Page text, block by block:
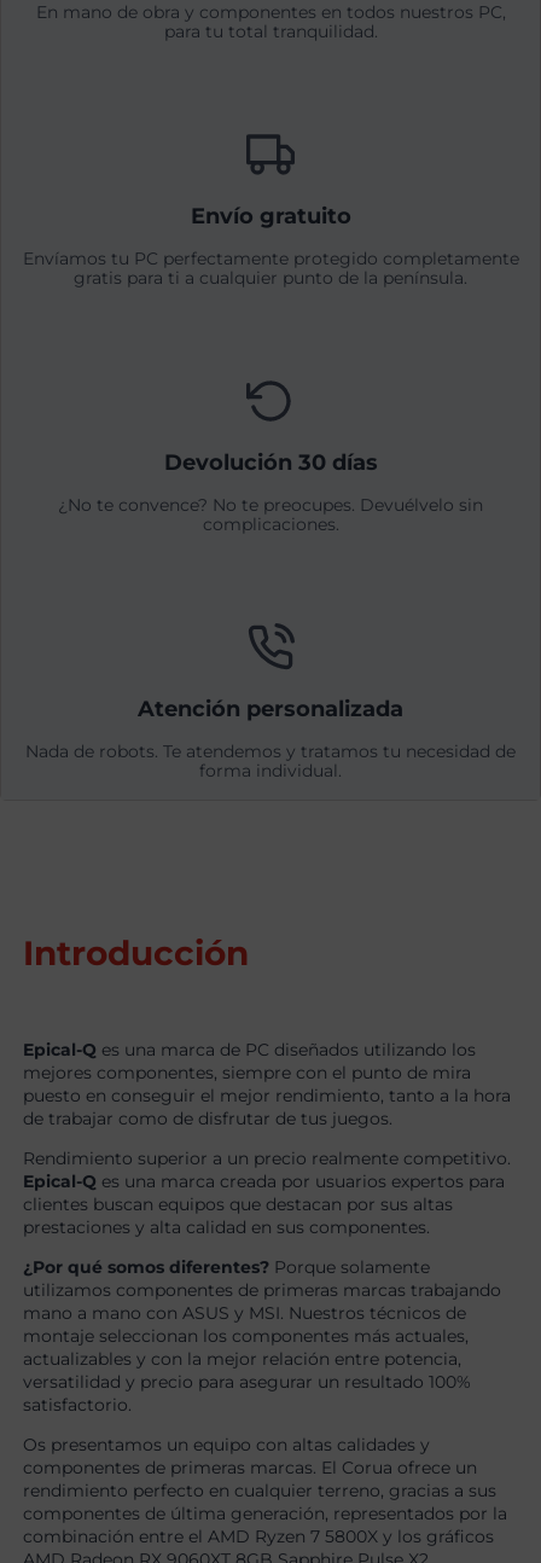
En mano de obra y componentes en todos nuestros PC,
para tu total tranquilidad.
Envío gratuito
Envíamos tu PC perfectamente protegido completamente
gratis para ti a cualquier punto de la península.
Devolución 30 días
¿No te convence? No te preocupes. Devuélvelo sin
complicaciones.
Atención personalizada
Nada de robots. Te atendemos y tratamos tu necesidad de
forma individual.
Introducción
Epical-Q es una marca de PC diseñados utilizando los
mejores componentes, siempre con el punto de mira
puesto en conseguir el mejor rendimiento, tanto a la hora
de trabajar como de disfrutar de tus juegos.
Rendimiento superior a un precio realmente competitivo.
Epical-Q es una marca creada por usuarios expertos para
clientes buscan equipos que destacan por sus altas
prestaciones y alta calidad en sus componentes.
¿Por qué somos diferentes? Porque solamente
utilizamos componentes de primeras marcas trabajando
mano a mano con ASUS y MSI. Nuestros técnicos de
montaje seleccionan los componentes más actuales,
actualizables y con la mejor relación entre potencia,
versatilidad y precio para asegurar un resultado 100%
satisfactorio.
Os presentamos un equipo con altas calidades y
componentes de primeras marcas. El Corua ofrece un
rendimiento perfecto en cualquier terreno, gracias a sus
componentes de última generación, representados por la
combinación entre el AMD Ryzen 7 5800X y los gráficos